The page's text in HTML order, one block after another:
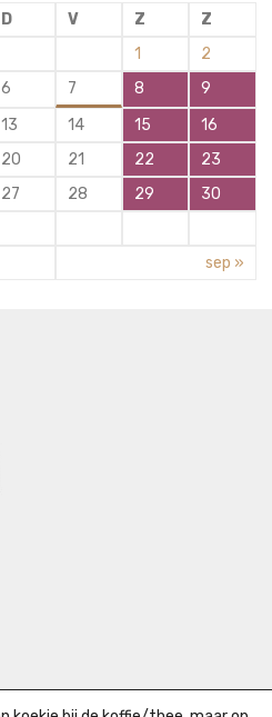
D V Z
Z
1
2
6 7 8
9
13 14 15
16
20 21 22
23
27 28 29
30
sep »